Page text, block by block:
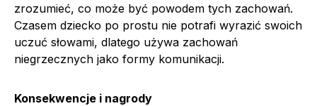
zrozumieć, co może być powodem tych zachowań.
Czasem dziecko po prostu nie potrafi wyrazić swoich
uczuć słowami, dlatego używa zachowań
niegrzecznych jako formy komunikacji.
Konsekwencje i nagrody